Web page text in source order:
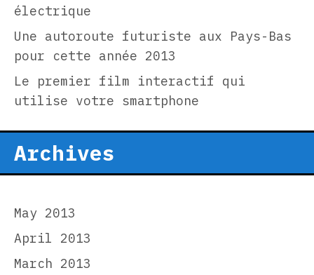
électrique
Une autoroute futuriste aux Pays-Bas
pour cette année 2013
Le premier film interactif qui
utilise votre smartphone
Archives
May 2013
April 2013
March 2013